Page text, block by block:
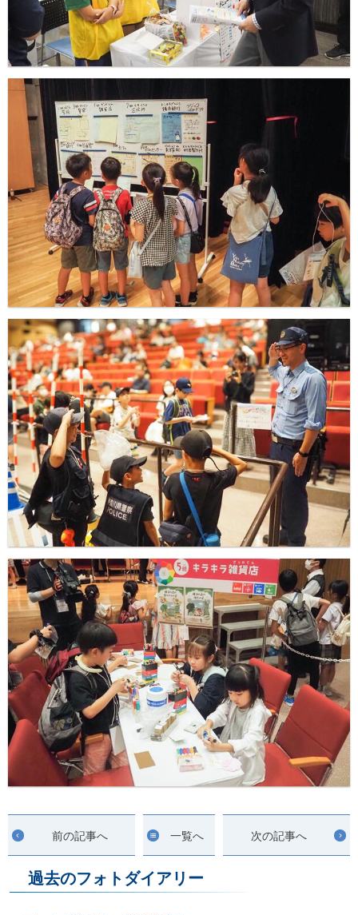
前の記事へ 一覧へ 次の記事へ
過去のフォトダイアリー